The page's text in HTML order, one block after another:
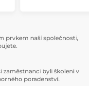
prvkem naší společnosti,
zaměstnanci byli školeni v
poradenství.